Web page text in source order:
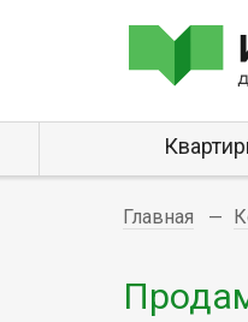
Главная